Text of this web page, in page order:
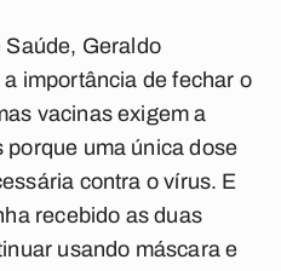
Saúde, Geraldo
importância de fechar o
vacinas exigem a
uma única dose
contra o vírus. E
recebido as duas
usando máscara e